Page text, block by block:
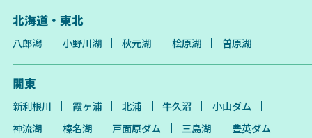
北海道・東北
八郎潟 小野川湖 秋元湖 桧原湖 曽原湖
関東
新利根川 霞ヶ浦 北浦 牛久沼
小山ダム
神流湖
榛名湖 戸面原ダム 三島湖
豊英ダム